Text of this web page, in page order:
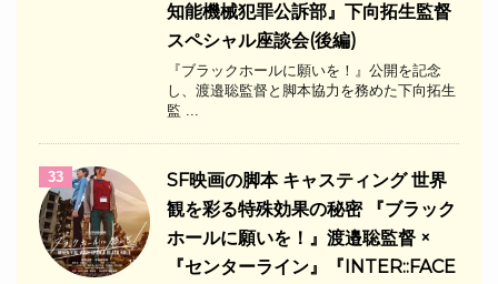
知能機械犯罪公訴部』下向拓生監督
スペシャル座談会(後編)
『ブラックホールに願いを！』公開を記念
し、渡邉聡監督と脚本協力を務めた下向拓生
監 ...
33
SF映画の脚本 キャスティング 世界
観を彩る特殊効果の秘密 『ブラック
ホールに願いを！』渡邉聡監督 ×
『センターライン』『INTER::FACE